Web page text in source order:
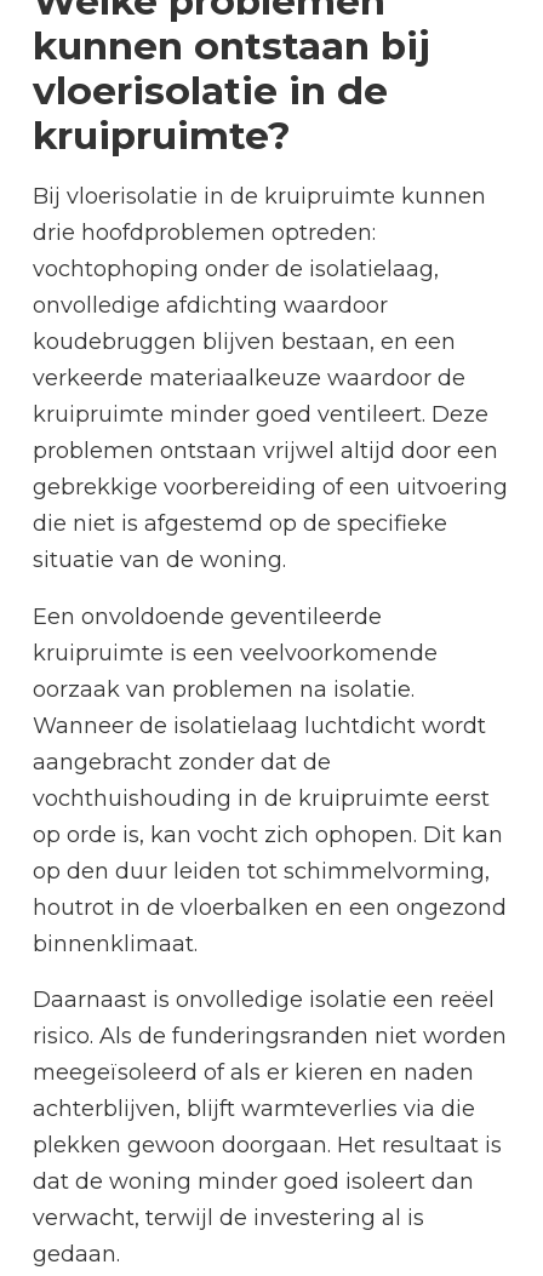
kunnen ontstaan bij
vloerisolatie in de
kruipruimte?
Bij vloerisolatie in de kruipruimte kunnen
drie hoofdproblemen optreden:
vochtophoping onder de isolatielaag,
onvolledige afdichting waardoor
koudebruggen blijven bestaan, en een
verkeerde materiaalkeuze waardoor de
kruipruimte minder goed ventileert. Deze
problemen ontstaan vrijwel altijd door een
gebrekkige voorbereiding of een uitvoering
die niet is afgestemd op de specifieke
situatie van de woning.
Een onvoldoende geventileerde
kruipruimte is een veelvoorkomende
oorzaak van problemen na isolatie.
Wanneer de isolatielaag luchtdicht wordt
aangebracht zonder dat de
vochthuishouding in de kruipruimte eerst
op orde is, kan vocht zich ophopen. Dit kan
op den duur leiden tot schimmelvorming,
houtrot in de vloerbalken en een ongezond
binnenklimaat.
Daarnaast is onvolledige isolatie een reëel
risico. Als de funderingsranden niet worden
meegeïsoleerd of als er kieren en naden
achterblijven, blijft warmteverlies via die
plekken gewoon doorgaan. Het resultaat is
dat de woning minder goed isoleert dan
verwacht, terwijl de investering al is
gedaan.